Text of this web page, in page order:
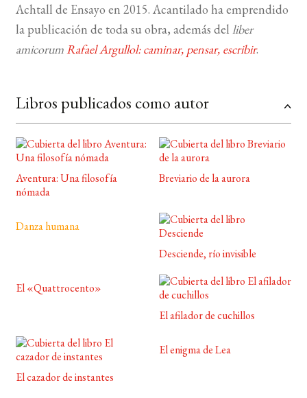
Achtall de Ensayo en 2015. Acantilado ha emprendido
la publicación de toda su obra, además del liber
amicorum Rafael Argullol: caminar, pensar, escribir.
Libros publicados como autor
Aventura: Una filosofía
nómada
Breviario de la aurora
Danza humana
Desciende, río invisible
El «Quattrocento»
El afilador de cuchillos
El cazador de instantes
El enigma de Lea